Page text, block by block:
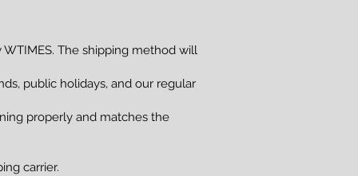
WTIMES. The shipping method will
public holidays, and our regular
properly and matches the
carrier.